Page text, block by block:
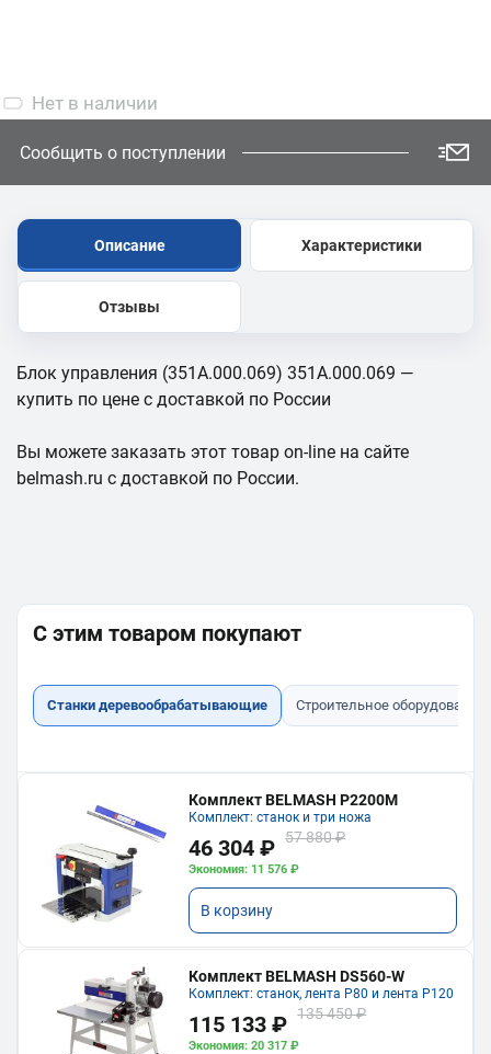
Нет в наличии
Сообщить о поступлении
Описание Характеристики
Отзывы
Блок управления (351А.000.069) 351А.000.069 —
купить по цене с доставкой по России
Вы можете заказать этот товар on-line на сайте
belmash.ru с доставкой по России.
С этим товаром покупают
Станки деревообрабатывающие Строительное оборудование
Комплект BELMASH P2200M
Комплект: станок и три ножа
46 304 ₽ 57 880 ₽
Экономия: 11 576 ₽
В корзину
Комплект BELMASH DS560-W
Комплект: станок, лента P80 и лента P120
115 133 ₽ 135 450 ₽
Экономия: 20 317 ₽